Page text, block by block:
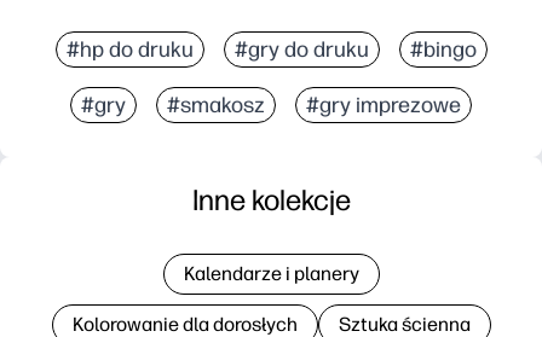
#hp do druku #gry do druku #bingo
#gry #smakosz #gry imprezowe
Inne kolekcje
Kalendarze i planery
Kolorowanie dla dorosłych Sztuka ścienna